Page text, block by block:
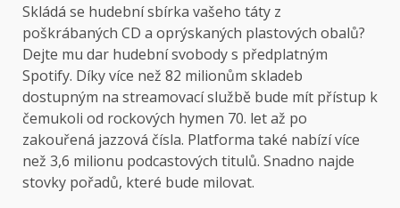
Skládá se hudební sbírka vašeho táty z
poškrábaných CD a oprýskaných plastových obalů?
Dejte mu dar hudební svobody s předplatným
Spotify. Díky více než 82 milionům skladeb
dostupným na streamovací službě bude mít přístup k
čemukoli od rockových hymen 70. let až po
zakouřená jazzová čísla. Platforma také nabízí více
než 3,6 milionu podcastových titulů. Snadno najde
stovky pořadů, které bude milovat.